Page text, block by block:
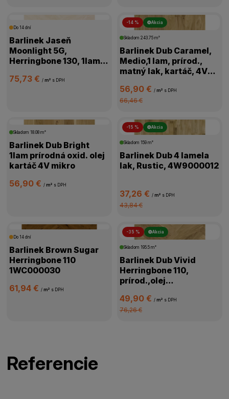
Do 14 dní
Barlinek Jaseň
Moonlight 5G,
Herringbone 130, 1lam,
mikro, 1WC000018
75,73 €/ m² s DPH
-14 % Akcia
Skladom 243.75 m²
Barlinek Dub Caramel,
Medio,1 lam, prírod.,
matný lak, kartáč, 4V
56,90 € / m² s DPH
66,46 €
Skladom18.08 m²
Barlinek Dub Bright
1lam prírodná oxid. olej
kartáč 4V mikro
56,90 €/ m² s DPH
-15 % Akcia
Skladom 159 m²
Barlinek Dub 4 lamela
lak, Rustic, 4W9000012
37,26 € / m² s DPH
43,84 €
Do 14 dní
Barlinek Brown Sugar
Herringbone 110
1WC000030
61,94 €/ m² s DPH
-35 % Akcia
Skladom 195.5 m²
Barlinek Dub Vivid
Herringbone 110,
prírod.,olej
mikro,1WC000058
49,90 € / m² s DPH
76,26 €
Referencie